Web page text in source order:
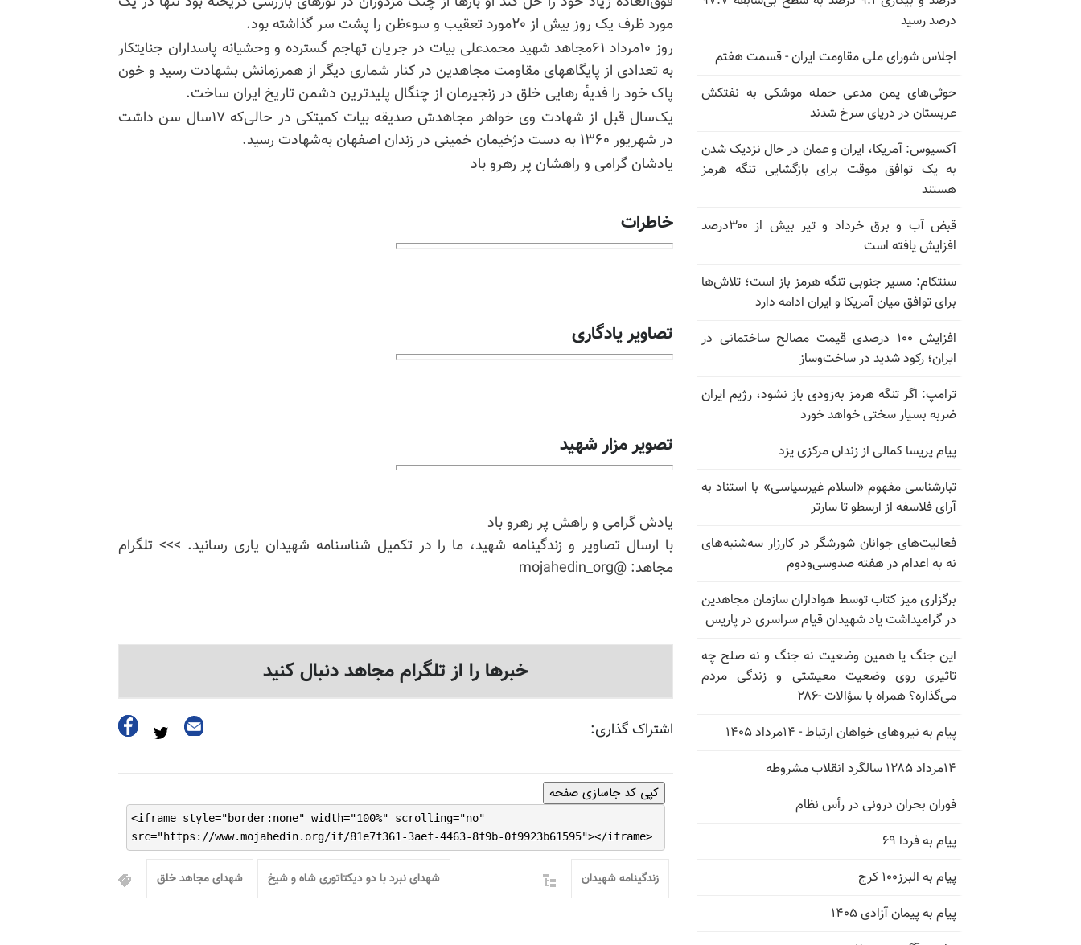
مورد ظرف یک روز بیش از ۲۰مورد تعقیب و سوءظن را پشت سر گذاشته بود.
روز ۱۰مرداد ۶۱مجاهد شهید محمدعلی بیات در جریان تهاجم گسترده و وحشیانه پاسداران جنایتکار
به تعدادی از پایگاههای مقاومت مجاهدین در کنار شماری دیگر از همرزمانش بشهادت رسید و خون
پاک خود را فدیه‌ٔ رهایی خلق در زنجیرمان از چنگال پلیدترین دشمن تاریخ ایران ساخت.
یک‌سال قبل از شهادت وی خواهر مجاهدش صدیقه بیات کمیتکی در حالی‌که ۱۷سال سن داشت
در شهریور ۱۳۶۰ به دست دژخیمان خمینی در زندان اصفهان به‌شهادت رسید.
یادشان گرامی و راهشان پر رهرو باد
خاطرات
تصاویر یادگاری
تصویر مزار شهید
یادش گرامی و راهش پر رهرو باد
با ارسال تصاویر و زندگینامه شهید، ما را در تکمیل شناسنامه شهیدان یاری رسانید. >>> تلگرام
مجاهد: @mojahedin_org
خبرها را از تلگرام مجاهد دنبال کنید
اشتراک گذاری:
کپی کد جاسازی صفحه
<iframe style="border:none" width="100%" scrolling="no"
src="https://www.mojahedin.org/if/81e7f361-3aef-4463-8f9b-0f9923b61595"></iframe>
شهدای نبرد با دو دیکتاتوری شاه و شیخ شهدای مجاهد خلق زندگینامه شهیدان
درصد رسید
اجلاس شورای ملی مقاومت ایران - قسمت هفتم
حوثی‌های یمن مدعی حمله موشکی به نفتکش
عربستان در دریای سرخ شدند
آکسیوس: آمریکا، ایران و عمان در حال نزدیک شدن
به یک توافق موقت برای بازگشایی تنگه هرمز
هستند
قبض آب و برق خرداد و تیر بیش از ۳۰۰درصد
افزایش یافته است
سنتکام: مسیر جنوبی تنگه هرمز باز است؛ تلاش‌ها
برای توافق میان آمریکا و ایران ادامه دارد
افزایش ۱۰۰ درصدی قیمت مصالح ساختمانی در
ایران؛ رکود شدید در ساخت‌وساز
ترامپ: اگر تنگه هرمز به‌زودی باز نشود، رژیم ایران
ضربه بسیار سختی خواهد خورد
پیام پریسا کمالی از زندان مرکزی یزد
تبارشناسی مفهوم «اسلام غیرسیاسی» با استناد به
آرای فلاسفه از ارسطو تا سارتر
فعالیت‌های جوانان شورشگر در کارزار سه‌شنبه‌های
نه به اعدام در هفته صدوسی‌و‌دوم
برگزاری میز کتاب توسط هواداران سازمان مجاهدین
در گرامیداشت یاد شهیدان قیام سراسری در پاریس
این جنگ یا همین وضعیت نه جنگ و نه صلح چه
تاثیری روی وضعیت معیشتی و زندگی مردم
می‌گذاره؟ همراه با سؤالات -۲۸۶
پیام به نیروهای خواهان ارتباط - ۱۴مرداد ۱۴۰۵
۱۴مرداد ۱۲۸۵ سالگرد انقلاب مشروطه
فوران بحران درونی در رأس نظام
پیام به فردا ۶۹
پیام به البرز۱۰۰ کرج
پیام به پیمان آزادی ۱۴۰۵